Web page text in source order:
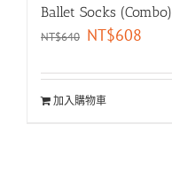
Ballet Socks (Combo)
NT$640 NT$608
加入購物車